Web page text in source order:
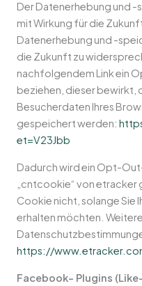
Der Datenerhebung und
mit Wirkung für die
Datenerhebung und -
die Zukunft zu
nachfolgendem Link ein
beziehen, dieser bewirkt,
Besucherdaten Ihres
gespeichert werden:
et=V23Jbb
Dadurch wird ein Opt-
„cntcookie“ von
Cookie nicht, solange Sie
erhalten möchten.
https://
Facebook- Plugins